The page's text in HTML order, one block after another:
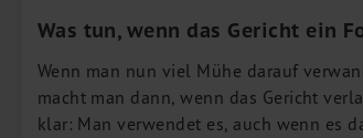
Was tun, wenn das Gericht ein
Wenn man nun viel Mühe darauf
macht man dann, wenn das Gericht
klar: Man verwendet es, auch wenn es